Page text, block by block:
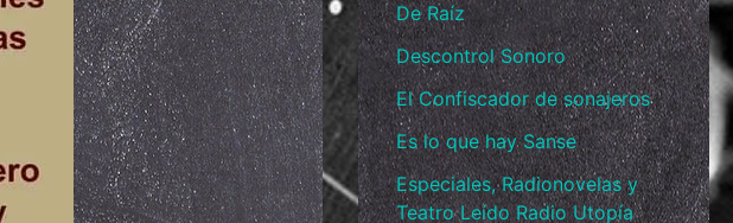
De Raíz
Descontrol Sonoro
El Confiscador de sonajeros
Es lo que hay Sanse
Especiales, Radionovelas y
Teatro Leído Radio Utopía